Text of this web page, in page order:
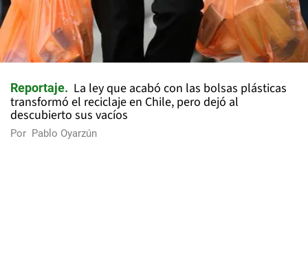
Reportaje
La ley que acabó con las bolsas plásticas
transformó el reciclaje en Chile, pero dejó al
descubierto sus vacíos
Por Pablo Oyarzún